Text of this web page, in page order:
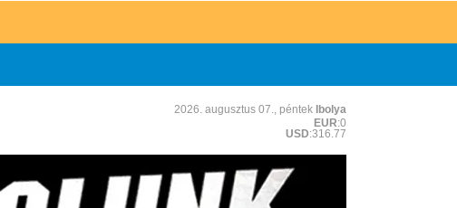
2026. augusztus 07., péntek Ibolya
EUR:0
USD:316.77